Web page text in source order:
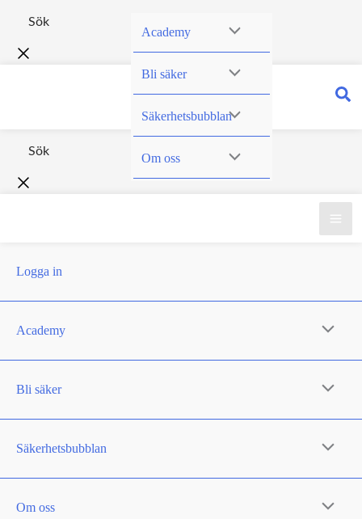
innehåll
Academy
Bli säker
Säkerhetsbubblan
Om oss
Logga in
Academy
Bli säker
Säkerhetsbubblan
Om oss